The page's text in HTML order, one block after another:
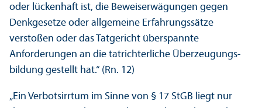
oder lückenhaft ist, die Beweiserwägungen gegen
Denkgesetze oder allgemeine Erfahrungs­sätze
verstoßen oder das Tatgericht überspannte
Anforderungen an die tatrichterliche Über­zeugungs­
bildung gestellt hat.“ (Rn. 12)
„Ein Verbotsirrtum im Sinne von § 17 StGB liegt nur